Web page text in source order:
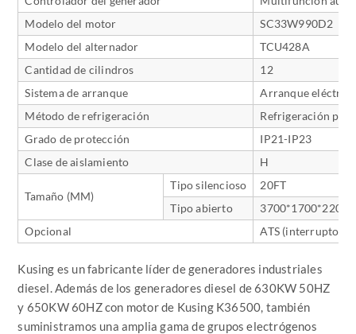
Modelo del motor
SC33W990D2
Modelo del alternador
TCU428A
Cantidad de cilindros
12
Sistema de arranque
Arranque
Método de refrigeración
Refrigeración por
Grado de protección
IP21-IP23
Clase de aislamiento
H
Tamaño (MM)
Tipo silencioso
20FT
Tipo abierto
3700*1700*2200
Opcional
ATS (interruptor
Kusing es un fabricante líder de generadores industriales
diesel. Además de los generadores diesel de 630KW 50HZ
y 650KW 60HZ con motor de Kusing K36500, también
suministramos una amplia gama de grupos electrógenos